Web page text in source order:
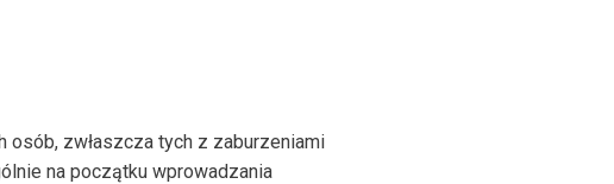
zwłaszcza tych z zaburzeniami
na początku wprowadzania